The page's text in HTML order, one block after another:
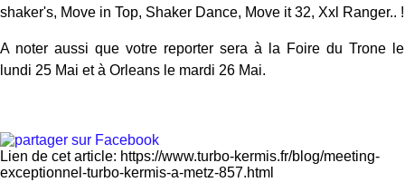
shaker's, Move in Top, Shaker Dance, Move it 32, Xxl Ranger.. !
A noter aussi que votre reporter sera à la Foire du Trone le
lundi 25 Mai et à Orleans le mardi 26 Mai.
Lien de cet article: https://www.turbo-kermis.fr/blog/meeting-
exceptionnel-turbo-kermis-a-metz-857.html